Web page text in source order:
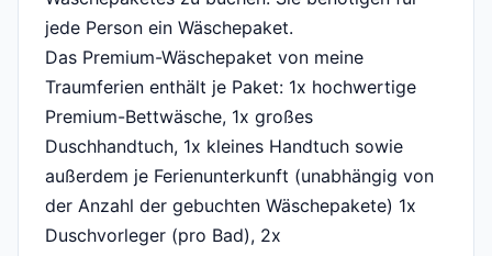
jede Person ein Wäschepaket.
Das Premium-Wäschepaket von meine
Traumferien enthält je Paket: 1x hochwertige
Premium-Bettwäsche, 1x großes
Duschhandtuch, 1x kleines Handtuch sowie
außerdem je Ferienunterkunft (unabhängig von
der Anzahl der gebuchten Wäschepakete) 1x
Duschvorleger (pro Bad), 2x